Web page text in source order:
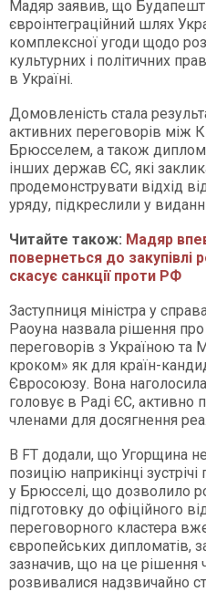
Мадяр заявив, що Будапешт
євроінтеграційний шлях
комплексної угоди щодо
культурних і політичних
в Україні.
Домовленість стала
активних переговорів між
Брюсселем, а також
інших держав ЄС, які
продемонструвати відхід
уряду, підкреслили у
Читайте також: Мадяр
повернеться до закупівлі
скасує санкції проти РФ
Заступниця міністра у
Раоуна назвала рішення
переговорів з Україною та
кроком» як для країн-
Євросоюзу. Вона
головує в Раді ЄС,
членами для досягнення
В FT додали, що Угорщина
позицію наприкінці
у Брюсселі, що дозволило
підготовку до офіційного
переговорного кластера
європейських дипломатів,
зазначив, що на це рішення
розвивалися надзвичайно